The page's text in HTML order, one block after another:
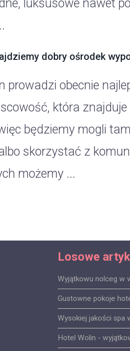
luksusowe nawet
dobry ośrodek
prowadzi obecnie
która
będziemy mogli
skorzystać z
możemy ...
Losowe
Wyjątkowu nolceg w
Gustowne pokoje
Wysokiej jakości spa
Hotel Wolin -